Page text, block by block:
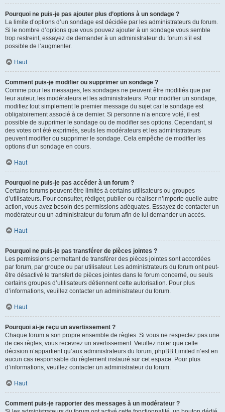
Pourquoi ne puis-je pas ajouter plus d’options à un sondage ?
La limite d’options d’un sondage est décidée par les administrateurs du forum.
Si le nombre d’options que vous pouvez ajouter à un sondage vous semble
trop restreint, essayez de demander à un administrateur du forum s’il est
possible de l’augmenter.
Haut
Comment puis-je modifier ou supprimer un sondage ?
Comme pour les messages, les sondages ne peuvent être modifiés que par
leur auteur, les modérateurs et les administrateurs. Pour modifier un sondage,
modifiez tout simplement le premier message du sujet car le sondage est
obligatoirement associé à ce dernier. Si personne n’a encore voté, il est
possible de supprimer le sondage ou de modifier ses options. Cependant, si
des votes ont été exprimés, seuls les modérateurs et les administrateurs
peuvent modifier ou supprimer le sondage. Cela empêche de modifier les
options d’un sondage en cours.
Haut
Pourquoi ne puis-je pas accéder à un forum ?
Certains forums peuvent être limités à certains utilisateurs ou groupes
d’utilisateurs. Pour consulter, rédiger, publier ou réaliser n’importe quelle autre
action, vous avez besoin des permissions adéquates. Essayez de contacter un
modérateur ou un administrateur du forum afin de lui demander un accès.
Haut
Pourquoi ne puis-je pas transférer de pièces jointes ?
Les permissions permettant de transférer des pièces jointes sont accordées
par forum, par groupe ou par utilisateur. Les administrateurs du forum ont peut-
être désactivé le transfert de pièces jointes dans le forum concerné, ou seuls
certains groupes d’utilisateurs détiennent cette autorisation. Pour plus
d’informations, veuillez contacter un administrateur du forum.
Haut
Pourquoi ai-je reçu un avertissement ?
Chaque forum a son propre ensemble de règles. Si vous ne respectez pas une
de ces règles, vous recevrez un avertissement. Veuillez noter que cette
décision n’appartient qu’aux administrateurs du forum, phpBB Limited n’est en
aucun cas responsable du règlement instauré sur cet espace. Pour plus
d’informations, veuillez contacter un administrateur du forum.
Haut
Comment puis-je rapporter des messages à un modérateur ?